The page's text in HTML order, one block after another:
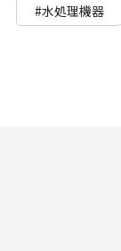
#水処理機器